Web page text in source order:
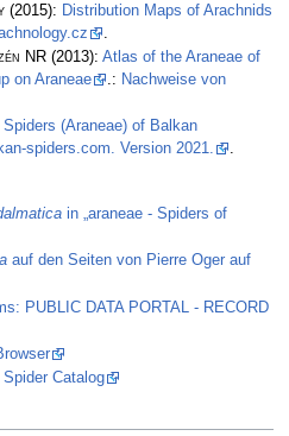
(2015): Distribution Maps of Arachnids
NR (2013): Atlas of the Araneae of
on Araneae
.: Nachweise von
Spiders (Araneae) of Balkan
spiders.com. Version 2021.
.
in „araneae - Spiders of
auf den Seiten von Pierre Oger auf
PUBLIC DATA PORTAL - RECORD
Catalog